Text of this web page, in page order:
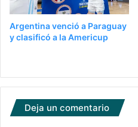
Argentina venció a Paraguay
y clasificó a la Americup
Deja un comentario